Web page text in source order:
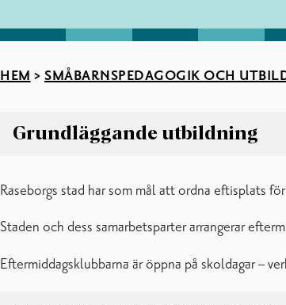
HEM > SMÅBARNSPEDAGOGIK OCH
Grundläggande utbildning
Anmälan till skolan
Blanketter
Skoltransport
Raseborgs stad har som mål att ordna eftisplats
Staden och dess samarbetsparter arrangerar
Eftermiddagsklubbarna är öppna på skoldagar –